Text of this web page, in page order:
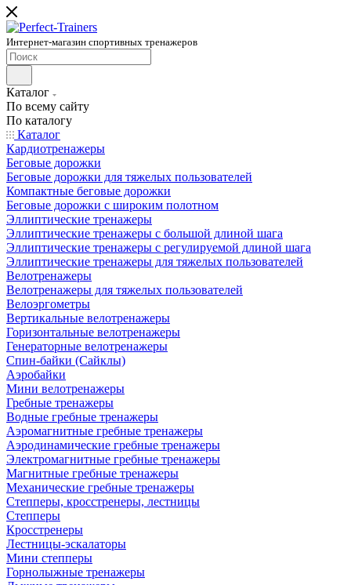
Интернет-магазин спортивных тренажеров
Каталог
По всему сайту
По каталогу
Каталог
Кардиотренажеры
Беговые дорожки
Беговые дорожки для тяжелых пользователей
Компактные беговые дорожки
Беговые дорожки с широким полотном
Эллиптические тренажеры
Эллиптические тренажеры с большой длиной шага
Эллиптические тренажеры с регулируемой длиной шага
Эллиптические тренажеры для тяжелых пользователей
Велотренажеры
Велотренажеры для тяжелых пользователей
Велоэргометры
Вертикальные велотренажеры
Горизонтальные велотренажеры
Генераторные велотренажеры
Спин-байки (Сайклы)
Аэробайки
Мини велотренажеры
Гребные тренажеры
Водные гребные тренажеры
Аэромагнитные гребные тренажеры
Аэродинамические гребные тренажеры
Электромагнитные гребные тренажеры
Магнитные гребные тренажеры
Механические гребные тренажеры
Степперы, кросстренеры, лестницы
Степперы
Кросстренеры
Лестницы-эскалаторы
Мини степперы
Горнолыжные тренажеры